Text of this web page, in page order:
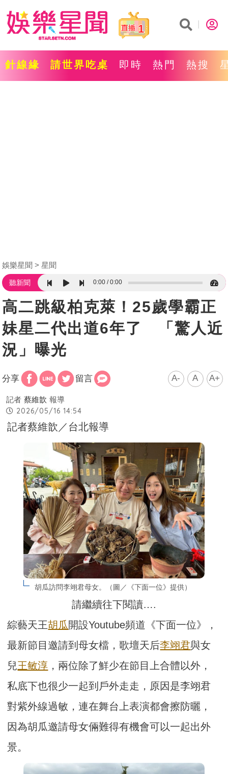
1
針線緣 請世界吃桌 即時 熱門 熱搜
娛樂星聞 星聞
聽新聞 0:00 0:00
高二跳級柏克萊！25歲學霸正
妹星二代出道6年了 「驚人近
況」曝光
分享 留言 A- A A+
記者 蔡維歆 報導
2026/05/16 14:54
記者蔡維歆／台北報導
胡瓜訪問李翊君母女。（圖／《下面一位》提供）
請繼續往下閱讀….
綜藝天王胡瓜開設Youtube頻道《下面一位》，
最新節目邀請到母女檔，歌壇天后李翊君與女
兒王敏淳 ，兩位除了鮮少在節目上合體以外，
私底下也很少一起到戶外走走，原因是李翊君
對紫外線過敏，連在舞台上表演都會擦防曬，
因為胡瓜邀請母女倆難得有機會可以一起出外
景。